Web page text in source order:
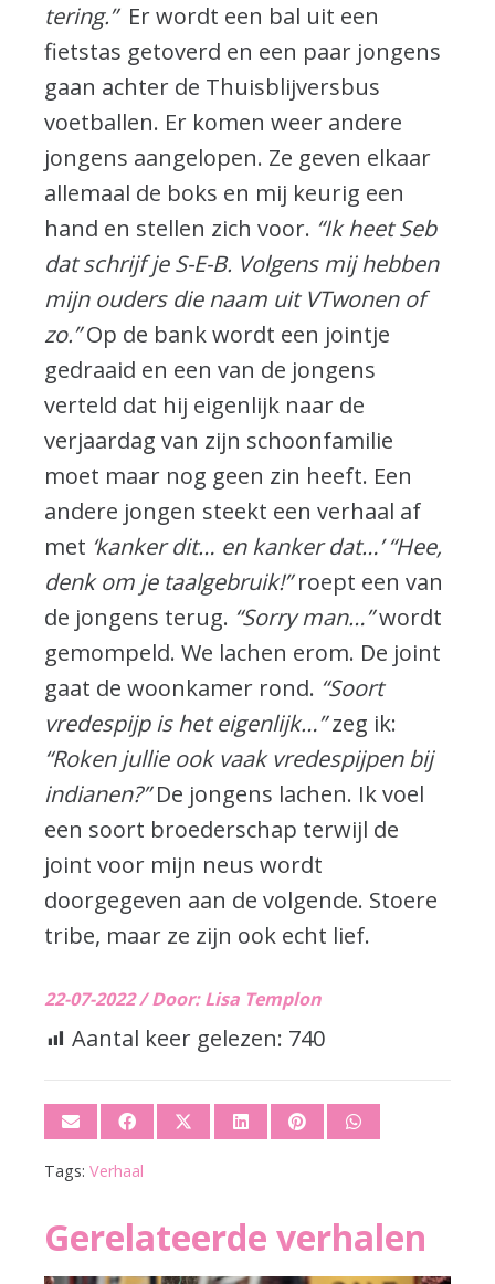
tering.”Er wordt een bal uit een
fietstas getoverd en een paar jongens
gaan achter de Thuisblijversbus
voetballen. Er komen weer andere
jongens aangelopen. Ze geven elkaar
allemaal de boks en mij keurig een
hand en stellen zich voor. “Ik heet Seb
dat schrijf je S-E-B. Volgens mij hebben
mijn ouders die naam uit VTwonen of
zo.”Op de bank wordt een jointje
gedraaid en een van de jongens
verteld dat hij eigenlijk naar de
verjaardag van zijn schoonfamilie
moet maar nog geen zin heeft. Een
andere jongen steekt een verhaal af
met ‘kanker dit… en kanker dat…’ “Hee,
denk om je taalgebruik!”roept een van
de jongens terug. “Sorry man…”wordt
gemompeld. We lachen erom. De joint
gaat de woonkamer rond. “Soort
vredespijp is het eigenlijk…”zeg ik:
“Roken jullie ook vaak vredespijpen bij
indianen?”De jongens lachen. Ik voel
een soort broederschap terwijl de
joint voor mijn neus wordt
doorgegeven aan de volgende. Stoere
tribe, maar ze zijn ook echt lief.
22-07-2022 /Door: Lisa Templon
Aantal keer gelezen: 740
Tags: Verhaal
Gerelateerde verhalen